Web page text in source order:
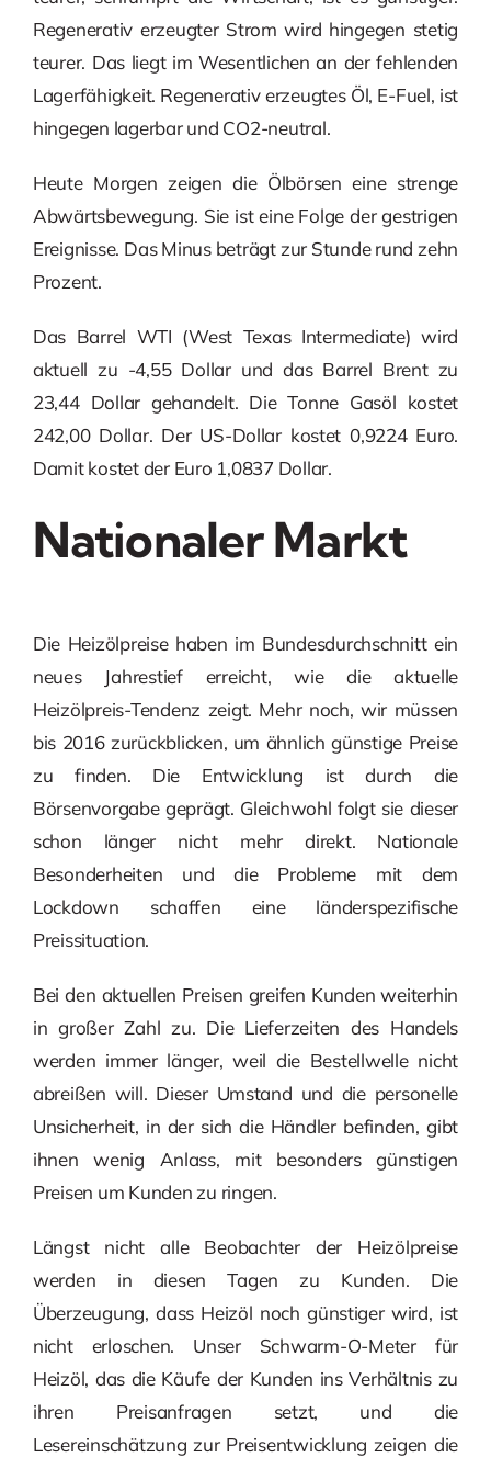
Regenerativ erzeugter Strom wird hingegen stetig
teurer. Das liegt im Wesentlichen an der fehlenden
Lagerfähigkeit. Regenerativ erzeugtes Öl, E-Fuel, ist
hingegen lagerbar und CO2-neutral.
Heute Morgen zeigen die Ölbörsen eine strenge
Abwärtsbewegung. Sie ist eine Folge der gestrigen
Ereignisse. Das Minus beträgt zur Stunde rund zehn
Prozent.
Das Barrel WTI (West Texas Intermediate) wird
aktuell zu -4,55 Dollar und das Barrel Brent zu
23,44 Dollar gehandelt. Die Tonne Gasöl kostet
242,00 Dollar. Der US-Dollar kostet 0,9224 Euro.
Damit kostet der Euro 1,0837 Dollar.
Nationaler Markt
Die Heizölpreise haben im Bundesdurchschnitt ein
neues Jahrestief erreicht, wie die aktuelle
Heizölpreis-Tendenz zeigt. Mehr noch, wir müssen
bis 2016 zurückblicken, um ähnlich günstige Preise
zu finden. Die Entwicklung ist durch die
Börsenvorgabe geprägt. Gleichwohl folgt sie dieser
schon länger nicht mehr direkt. Nationale
Besonderheiten und die Probleme mit dem
Lockdown schaffen eine länderspezifische
Preissituation.
Bei den aktuellen Preisen greifen Kunden weiterhin
in großer Zahl zu. Die Lieferzeiten des Handels
werden immer länger, weil die Bestellwelle nicht
abreißen will. Dieser Umstand und die personelle
Unsicherheit, in der sich die Händler befinden, gibt
ihnen wenig Anlass, mit besonders günstigen
Preisen um Kunden zu ringen.
Längst nicht alle Beobachter der Heizölpreise
werden in diesen Tagen zu Kunden. Die
Überzeugung, dass Heizöl noch günstiger wird, ist
nicht erloschen. Unser Schwarm-O-Meter für
Heizöl, das die Käufe der Kunden ins Verhältnis zu
ihren Preisanfragen setzt, und die
Lesereinschätzung zur Preisentwicklung zeigen die